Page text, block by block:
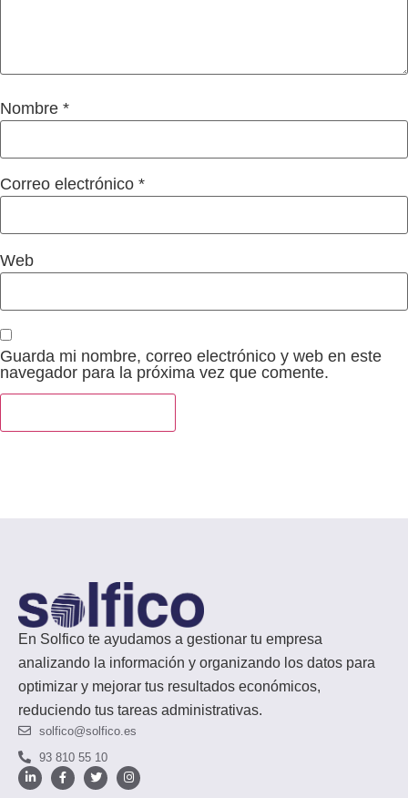
Nombre *
Correo electrónico *
Web
Guarda mi nombre, correo electrónico y web en este
navegador para la próxima vez que comente.
En Solfico te ayudamos a gestionar tu empresa
analizando la información y organizando los datos para
optimizar y mejorar tus resultados económicos,
reduciendo tus tareas administrativas.
solfico@solfico.es
93 810 55 10